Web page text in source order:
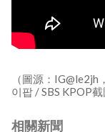
（圖源：
이팝 / SBS KPOP截
相關新聞